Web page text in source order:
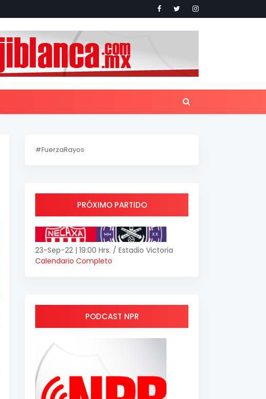
#FuerzaRayos
PRÓXIMO PARTIDO
23-Sep-22 | 19:00 Hrs. / Estadio Victoria
Calendario Completo
PODCAST NPR